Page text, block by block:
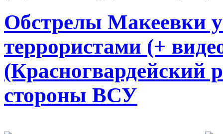
Обстрелы Макеевки
террористами (+
(Красногвардейский
стороны ВСУ